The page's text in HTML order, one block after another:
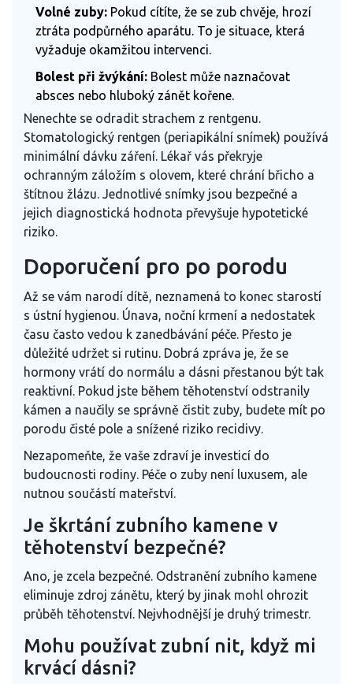
Volné zuby: Pokud cítíte, že se zub chvěje, hrozí
ztráta podpůrného aparátu. To je situace, která
vyžaduje okamžitou intervenci.
Bolest při žvýkání: Bolest může naznačovat
absces nebo hluboký zánět kořene.
Nenechte se odradit strachem z rentgenu.
Stomatologický rentgen (periapikální snímek) používá
minimální dávku záření. Lékař vás překryje
ochranným záložím s olovem, které chrání břicho a
štítnou žlázu. Jednotlivé snímky jsou bezpečné a
jejich diagnostická hodnota převyšuje hypotetické
riziko.
Doporučení pro po porodu
Až se vám narodí dítě, neznamená to konec starostí
s ústní hygienou. Únava, noční krmení a nedostatek
času často vedou k zanedbávání péče. Přesto je
důležité udržet si rutinu. Dobrá zpráva je, že se
hormony vrátí do normálu a dásni přestanou být tak
reaktivní. Pokud jste během těhotenství odstranily
kámen a naučily se správně čistit zuby, budete mít po
porodu čisté pole a snížené riziko recidivy.
Nezapomeňte, že vaše zdraví je investicí do
budoucnosti rodiny. Péče o zuby není luxusem, ale
nutnou součástí mateřství.
Je škrtání zubního kamene v
těhotenství bezpečné?
Ano, je zcela bezpečné. Odstranění zubního kamene
eliminuje zdroj zánětu, který by jinak mohl ohrozit
průběh těhotenství. Nejvhodnější je druhý trimestr.
Mohu používat zubní nit, když mi
krvácí dásni?